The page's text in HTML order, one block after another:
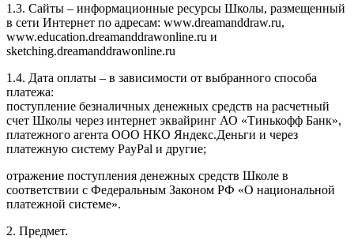
1.3. Сайты – информационные ресурсы Школы, размещенный
в сети Интернет по адресам: www.dreamanddraw.ru,
www.education.dreamanddrawonline.ru и
sketching.dreamanddrawonline.ru
1.4. Дата оплаты – в зависимости от выбранного способа
платежа:
поступление безналичных денежных средств на расчетный
счет Школы через интернет эквайринг АО «Тинькофф Банк»,
платежного агента ООО НКО Яндекс.Деньги и через
платежную систему PayPal и другие;
отражение поступления денежных средств Школе в
соответствии с Федеральным Законом РФ «О национальной
платежной системе».
2. Предмет.